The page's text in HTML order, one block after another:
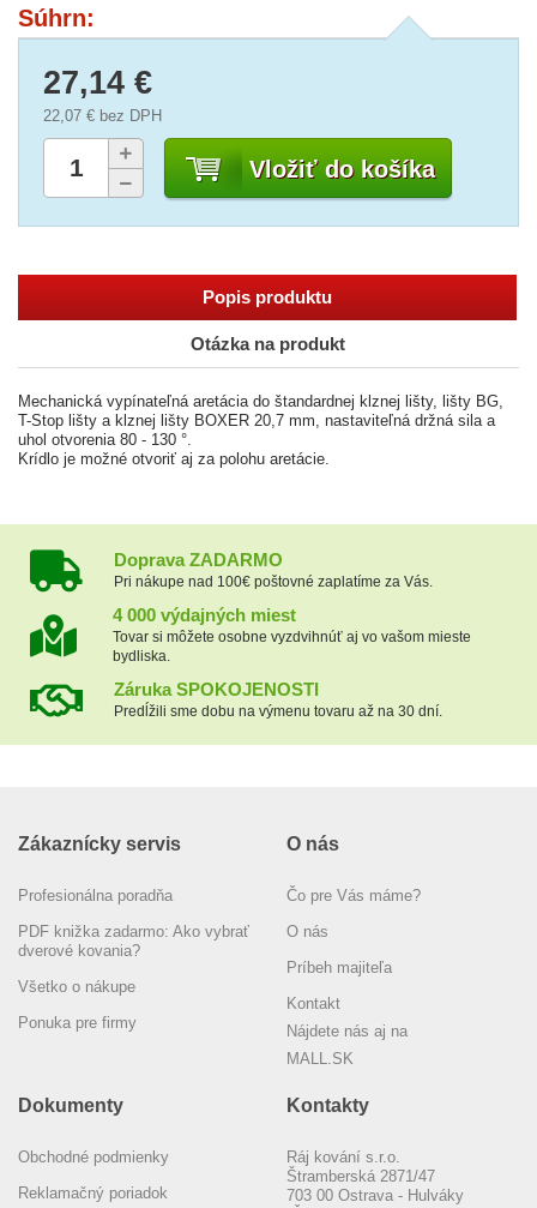
Súhrn:
Vložiť do košíka
27,14 €
22,07 € bez DPH
Popis produktu
Otázka na produkt
Mechanická vypínateľná aretácia do štandardnej klznej lišty, lišty BG,
T-Stop lišty a klznej lišty BOXER 20,7 mm, nastaviteľná držná sila a
uhol otvorenia 80 - 130 °.
Krídlo je možné otvoriť aj za polohu aretácie.
Doprava ZADARMO
Pri nákupe nad 100€ poštovné zaplatíme za Vás.
4 000 výdajných miest
Tovar si môžete osobne vyzdvihnúť aj vo vašom mieste
bydliska.
Záruka SPOKOJENOSTI
Predĺžili sme dobu na výmenu tovaru až na 30 dní.
Zákaznícky servis
Profesionálna poradňa
PDF knižka zadarmo: Ako vybrať
dverové kovania?
Všetko o nákupe
Ponuka pre firmy
O nás
Čo pre Vás máme?
O nás
Príbeh majiteľa
Kontakt
Nájdete nás aj na
MALL.SK
Dokumenty
Obchodné podmienky
Reklamačný poriadok
Kontakty
Ráj kování s.r.o.
Štramberská 2871/47
703 00 Ostrava - Hulváky